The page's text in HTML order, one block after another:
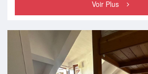
Voir Plus